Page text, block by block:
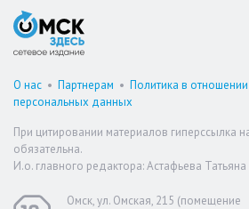
О нас • Партнерам • Политика в
персональных данных
При цитировании материалов гиперссылка
обязательна.
И.о. главного редактора: Астафьева
Омск, ул. Омская, 215 (помещение